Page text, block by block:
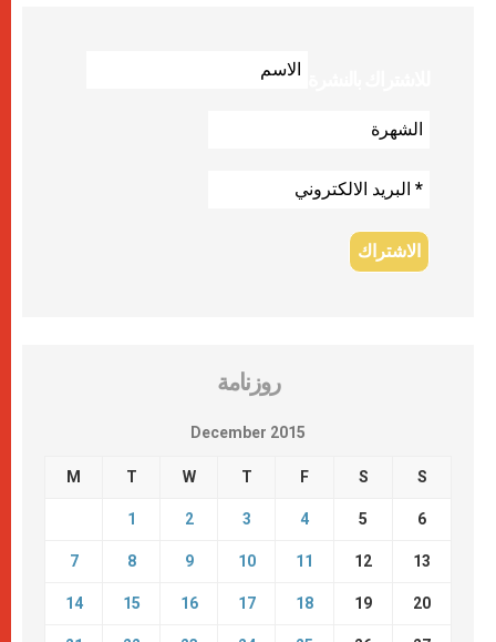
روزنامة
December 2015
M T W T F S S
1 2 3 4 5 6
7 8 9 10 11 12 13
14 15 16 17 18 19 20